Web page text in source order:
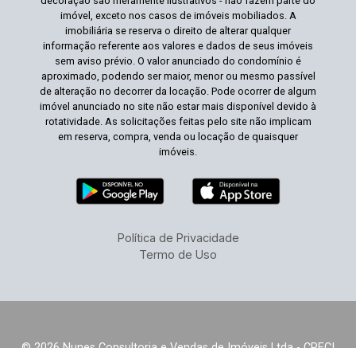
imóvel, exceto nos casos de imóveis mobiliados. A
imobiliária se reserva o direito de alterar qualquer
informação referente aos valores e dados de seus imóveis
sem aviso prévio. O valor anunciado do condomínio é
aproximado, podendo ser maior, menor ou mesmo passível
de alteração no decorrer da locação. Pode ocorrer de algum
imóvel anunciado no site não estar mais disponível devido à
rotatividade. As solicitações feitas pelo site não implicam
em reserva, compra, venda ou locação de quaisquer
imóveis.
Política de Privacidade
Termo de Uso